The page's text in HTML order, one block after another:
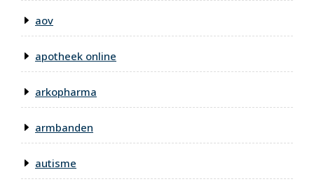
aov
apotheek online
arkopharma
armbanden
autisme